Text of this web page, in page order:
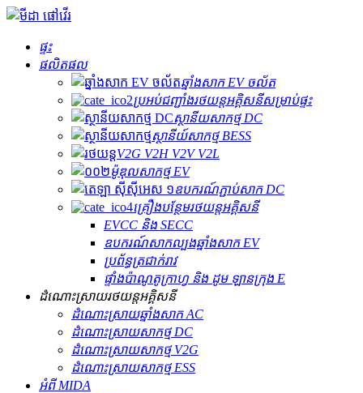
ផ្ទះ
ផលិតផល
ឆ្នាំងសាក EV ចល័ត
ប្រអប់​ជញ្ជាំង​រថយន្ត​អគ្គិសនី​សម្រាប់​ផ្ទះ
ស្ថានីយសាកថ្ម DC
ស្ថានីយ៍សាកថ្ម BESS
V2G V2H V2V V2L
ម៉ូឌុលសាកថ្ម EV
ឧបករណ៍ភ្ជាប់សាក DC
គ្រឿងបន្ថែមរថយន្តអគ្គិសនី
EVCC និង SECC
ឧបករណ៍សាកល្បងឆ្នាំងសាក EV
ប្រព័ន្ធត្រជាក់រាវ
ផ្ទាំងប៉ាណូតូក្រាហ្វ និង ដូម ឡានក្រុង E
ដំណោះស្រាយរថយន្តអគ្គិសនី
ដំណោះស្រាយ​ឆ្នាំងសាក AC
ដំណោះស្រាយសាកថ្ម DC
ដំណោះស្រាយសាកថ្ម V2G
ដំណោះស្រាយសាកថ្ម ESS
អំពី MIDA